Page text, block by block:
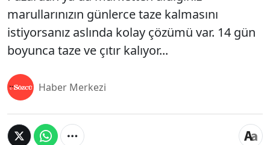
marullarınızın günlerce taze kalmasını
istiyorsanız aslında kolay çözümü var. 14 gün
boyunca taze ve çıtır kalıyor...
Haber Merkezi